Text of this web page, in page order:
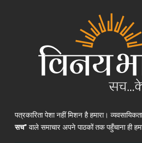
पत्रकारिता पेशा नहीं मिशन है हमारा।
सच” वाले समाचार अपने पाठकों तक पहुँचाना ही